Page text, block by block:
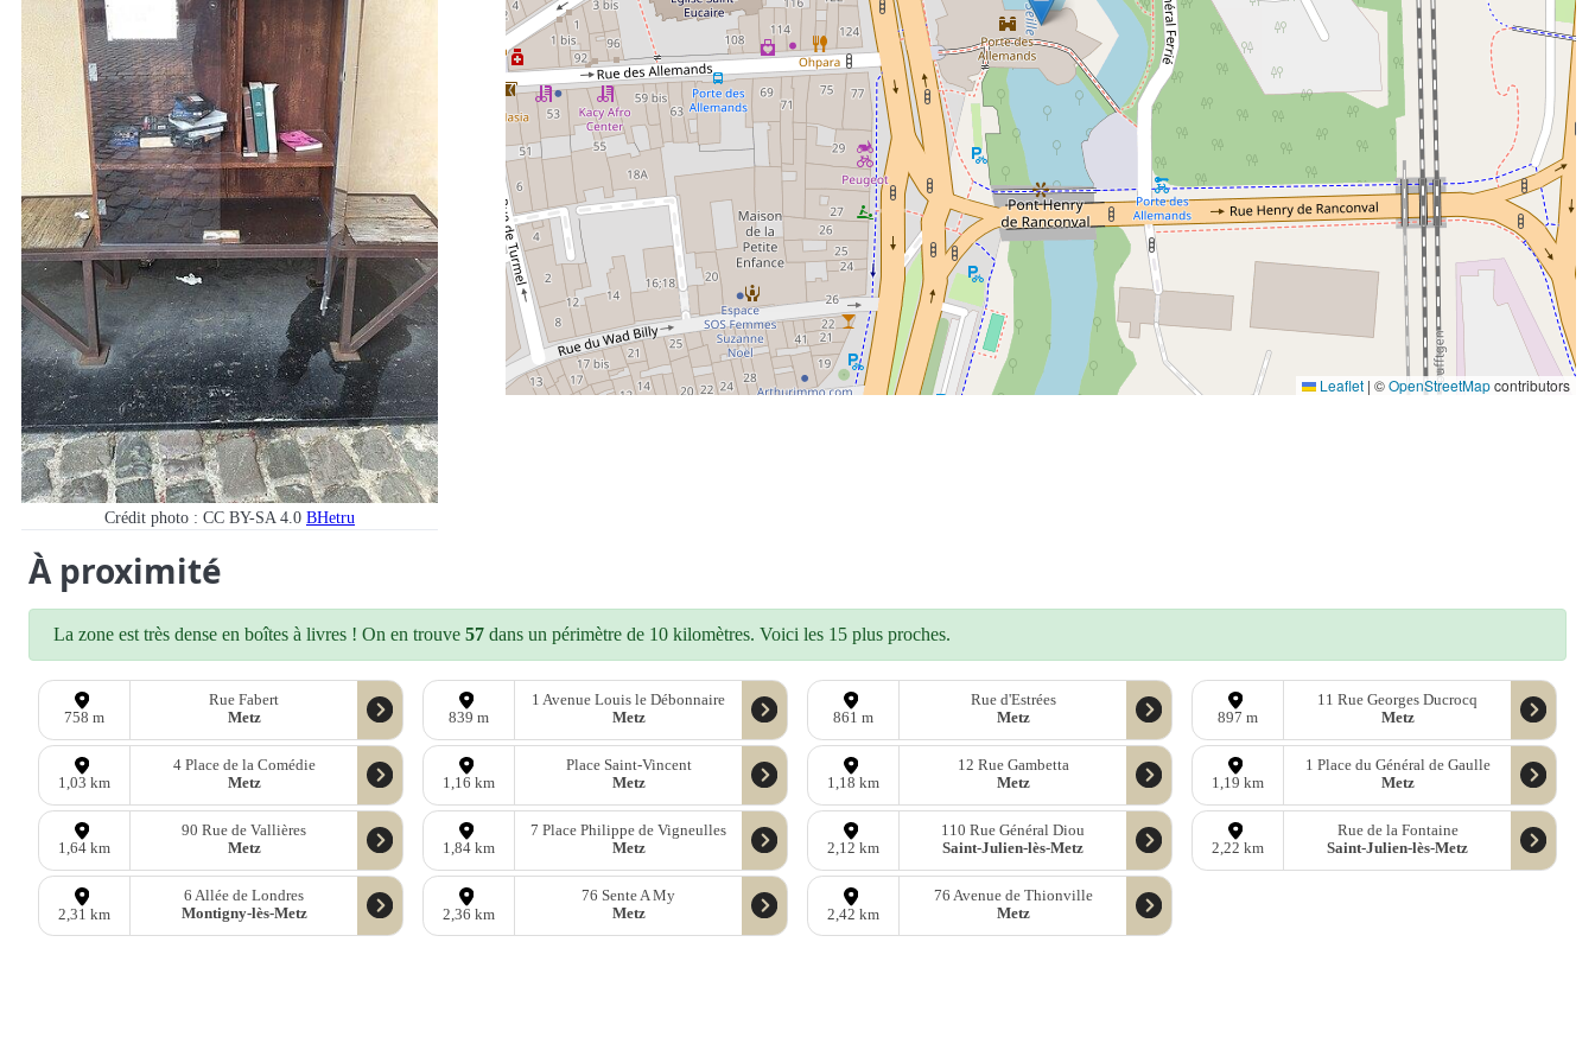
Crédit photo : CC BY-SA 4.0 BHetru
Leaflet | ©OpenStreetMapcontributors
À proximité
La zone est très dense en boîtes à livres ! On en trouve 57 dans un périmètre de 10 kilomètres. Voici les 15 plus proches.
758 m
Rue Fabert
Metz
839 m
1 Avenue Louis le Débonnaire
Metz
861 m
Rue d'Estrées
Metz
897 m
11 Rue Georges Ducrocq
Metz
1,03 km
4 Place de la Comédie
Metz
1,16 km
Place Saint-Vincent
Metz
1,18 km
12 Rue Gambetta
Metz
1,19 km
1 Place du Général de Gaulle
Metz
1,64 km
90 Rue de Vallières
Metz
1,84 km
7 Place Philippe de Vigneulles
Metz
2,12 km
110 Rue Général Diou
Saint-Julien-lès-Metz
2,22 km
Rue de la Fontaine
Saint-Julien-lès-Metz
2,31 km
6 Allée de Londres
Montigny-lès-Metz
2,36 km
76 Sente A My
Metz
2,42 km
76 Avenue de Thionville
Metz